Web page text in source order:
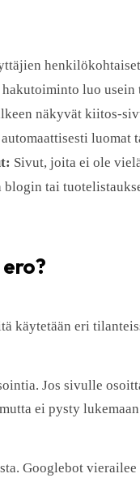
hakutoiminto luo
näkyvät kiitos-
luomat
Sivut, joita ei ole
blogin tai
käytetään eri
Jos sivulle
ei pysty
Googlebot